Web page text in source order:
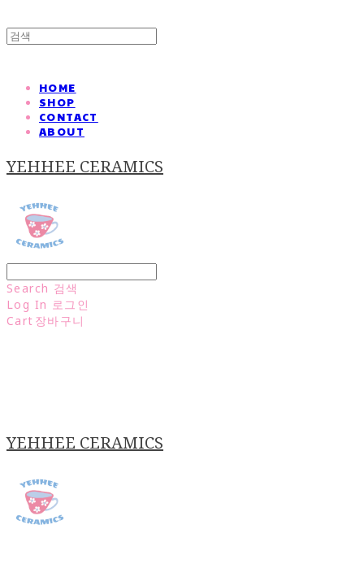
HOME
SHOP
CONTACT
ABOUT
YEHHEE CERAMICS
Search 검색
Log In 로그인
Cart 장바구니
YEHHEE CERAMICS